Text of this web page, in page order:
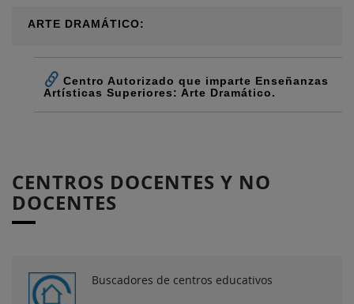
ARTE DRAMÁTICO:
Centro Autorizado que imparte Enseñanzas
Artísticas Superiores: Arte Dramático.
CENTROS DOCENTES Y NO
DOCENTES
Buscadores de centros educativos